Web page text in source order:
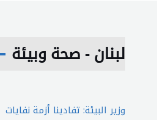
لبنان - صحة وبيئة
وزير البيئة: تفادينا أزمة نفايات